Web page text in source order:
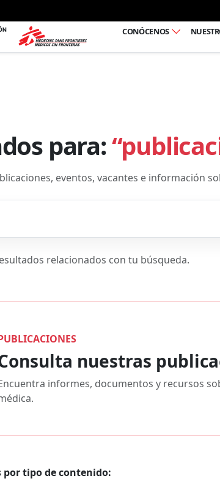
CONÓCENOS
para:
eventos, vacantes e información
relacionados con tu búsqueda.
nuestras
informes, documentos y recursos
tipo de contenido: